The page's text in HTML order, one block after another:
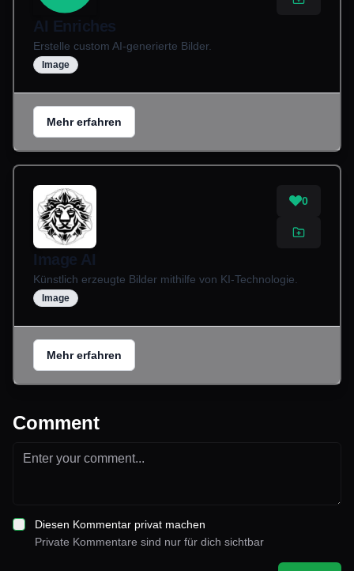
AI Enriches
Erstelle custom AI-generierte Bilder.
Image
Mehr erfahren
0
Image AI
Künstlich erzeugte Bilder mithilfe von KI-Technologie.
Image
Mehr erfahren
Comment
Diesen Kommentar privat machen
Private Kommentare sind nur für dich sichtbar